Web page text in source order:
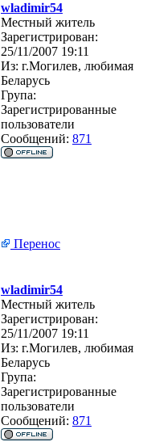
wladimir54
Местный житель
Зарегистрирован:
25/11/2007 19:11
Из: г.Могилев, любимая
Беларусь
Група:
Зарегистрированные
пользователи
Сообщений: 871
Перенос
wladimir54
Местный житель
Зарегистрирован:
25/11/2007 19:11
Из: г.Могилев, любимая
Беларусь
Група:
Зарегистрированные
пользователи
Сообщений: 871